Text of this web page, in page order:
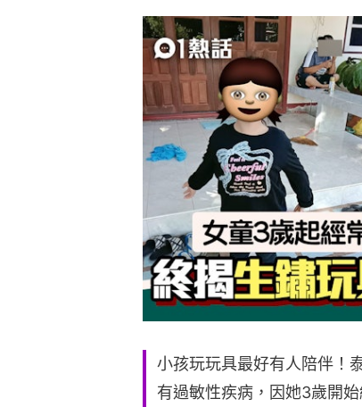
小孩玩玩具最好有人陪伴！
有過敏性疾病，因她3歲開